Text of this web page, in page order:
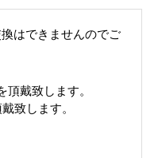
はできませんのでご
頂戴致します。
致します。